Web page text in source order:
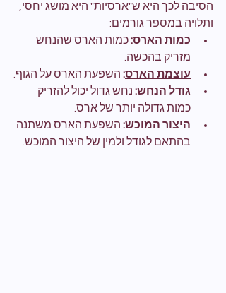
הסיבה לכך היא ש"ארסיות" היא מושג יחסי,
ותלויה במספר גורמים:
כמות הארס: כמות הארס שהנחש
מזריק בהכשה.
עוצמת הארס: השפעת הארס על הגוף.
גודל הנחש: נחש גדול יכול להזריק
כמות גדולה יותר של ארס.
היצור המוכש: השפעת הארס משתנה
בהתאם לגודל ולמין של היצור המוכש.